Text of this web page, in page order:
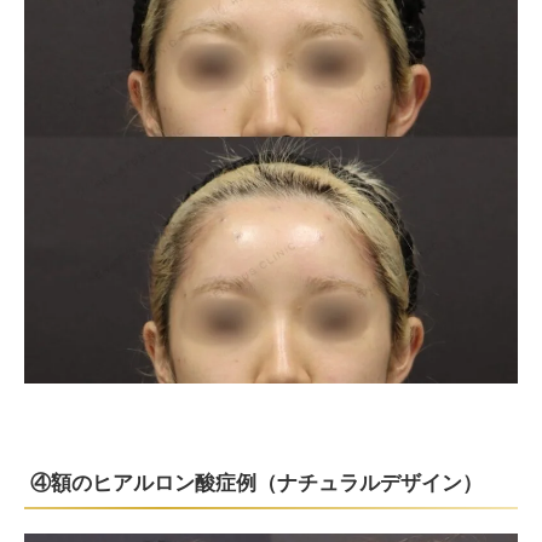
④額のヒアルロン酸症例（ナチュラルデザイン）